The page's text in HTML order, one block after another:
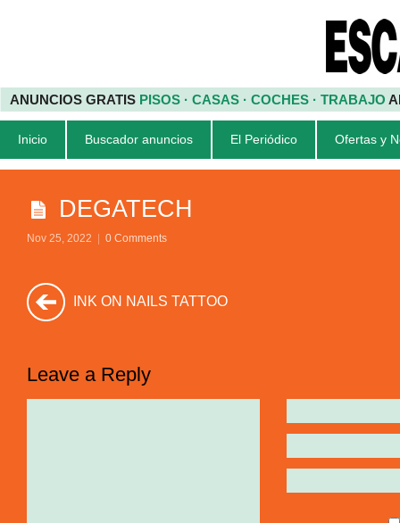
ANUNCIOS GRATIS PISOS · CASAS · COCHES · TRABAJO
Inicio Buscador anuncios El Periódico Ofertas y
DEGATECH
Nov 25, 2022 0 Comments
INK ON NAILS TATTOO
Leave a Reply